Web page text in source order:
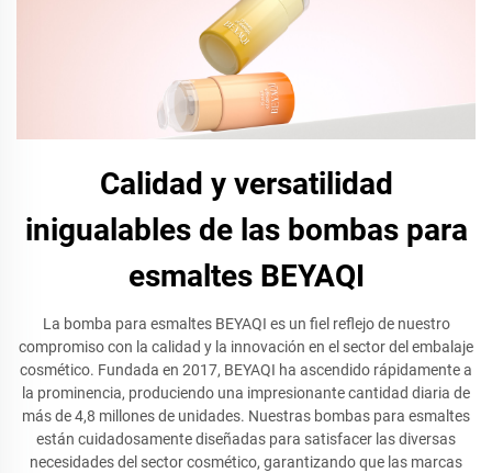
Calidad y versatilidad
inigualables de las bombas para
esmaltes BEYAQI
La bomba para esmaltes BEYAQI es un fiel reflejo de nuestro
compromiso con la calidad y la innovación en el sector del embalaje
cosmético. Fundada en 2017, BEYAQI ha ascendido rápidamente a
la prominencia, produciendo una impresionante cantidad diaria de
más de 4,8 millones de unidades. Nuestras bombas para esmaltes
están cuidadosamente diseñadas para satisfacer las diversas
necesidades del sector cosmético, garantizando que las marcas